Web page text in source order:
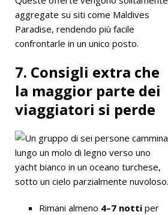
aggregate su siti come Maldives
Paradise, rendendo più facile
confrontarle in un unico posto.
7. Consigli extra che
la maggior parte dei
viaggiatori si perde
Rimani almeno 4–7 notti per